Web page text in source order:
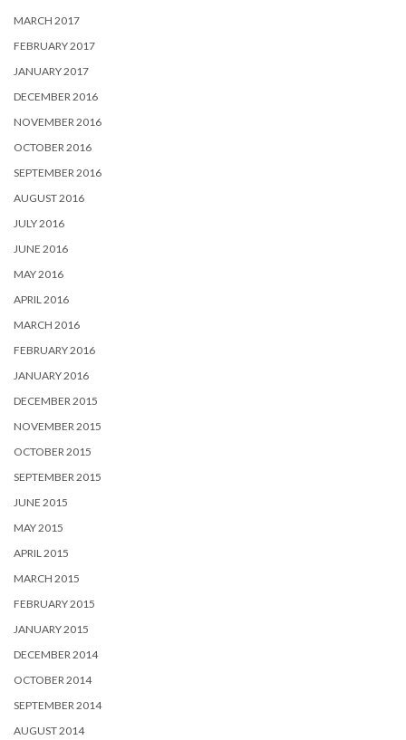
MARCH 2017
FEBRUARY 2017
JANUARY 2017
DECEMBER 2016
NOVEMBER 2016
OCTOBER 2016
SEPTEMBER 2016
AUGUST 2016
JULY 2016
JUNE 2016
MAY 2016
APRIL 2016
MARCH 2016
FEBRUARY 2016
JANUARY 2016
DECEMBER 2015
NOVEMBER 2015
OCTOBER 2015
SEPTEMBER 2015
JUNE 2015
MAY 2015
APRIL 2015
MARCH 2015
FEBRUARY 2015
JANUARY 2015
DECEMBER 2014
OCTOBER 2014
SEPTEMBER 2014
AUGUST 2014